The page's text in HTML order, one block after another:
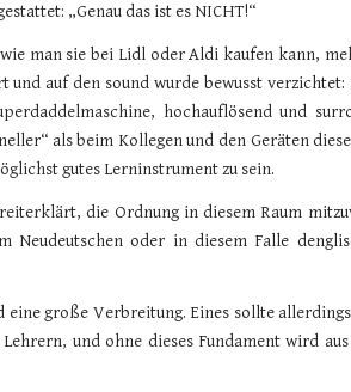
„Genau das ist es NICHT!“
man sie bei Lidl oder Aldi kaufen kann,
auf den sound wurde bewusst verzichtet:
hochauflösend und
als beim Kollegen und den Geräten
gutes Lerninstrument zu sein.
die Ordnung in diesem Raum
oder in diesem Falle
große Verbreitung. Eines sollte
und ohne dieses Fundament wird aus